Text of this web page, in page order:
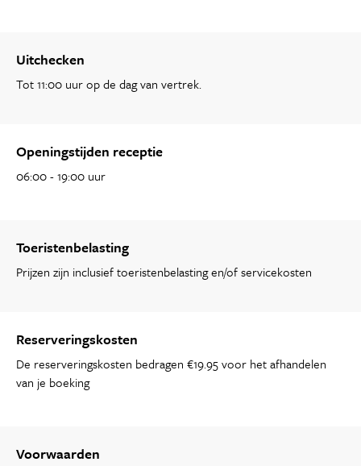
Uitchecken
Tot 11:00 uur op de dag van vertrek.
Openingstijden receptie
06:00 - 19:00 uur
Toeristenbelasting
Prijzen zijn inclusief toeristenbelasting en/of servicekosten
Reserveringskosten
De reserveringskosten bedragen €19.95 voor het afhandelen
van je boeking
Voorwaarden